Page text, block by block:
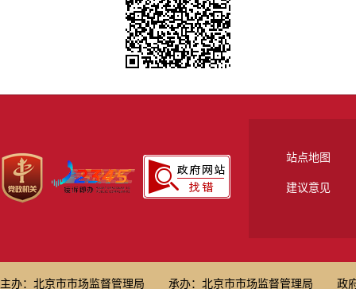
站点地图
建议意见
主办：北京市市场监督管理局 承办：北京市市场监督管理局 政